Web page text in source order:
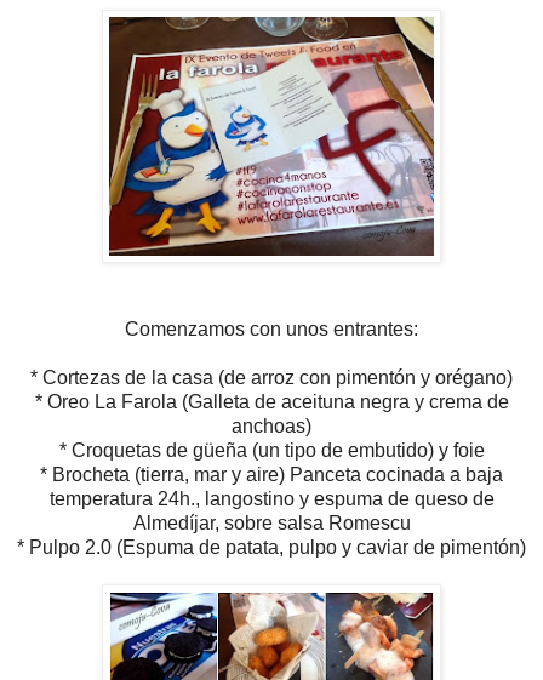
Comenzamos con unos entrantes:
* Cortezas de la casa (de arroz con pimentón y orégano)
* Oreo La Farola (Galleta de aceituna negra y crema de
anchoas)
* Croquetas de güeña (un tipo de embutido) y foie
* Brocheta (tierra, mar y aire) Panceta cocinada a baja
temperatura 24h., langostino y espuma de queso de
Almedíjar, sobre salsa Romescu
* Pulpo 2.0 (Espuma de patata, pulpo y caviar de pimentón)